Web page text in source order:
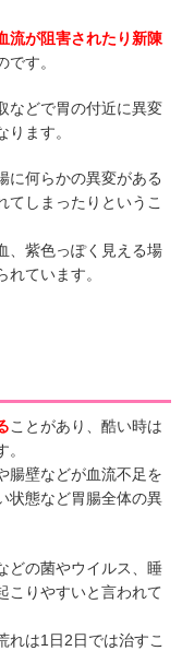
流が阻害されたり新陳
です。
などで胃の付近に異変
ます。
に何らかの異変がある
てしまったりというこ
、紫色っぽく見える場
ています。
ことがあり、酷い時は
腸壁などが血流不足を
状態など胃腸全体の異
どの菌やウイルス、睡
こりやすいと言われて
れは1日2日では治すこ